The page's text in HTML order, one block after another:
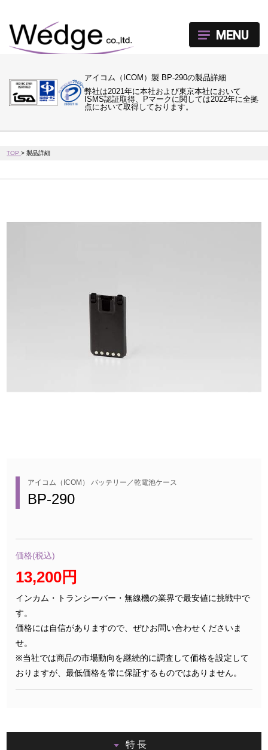
アイコム（ICOM）製 BP-290の製品詳細
弊社は2021年に本社および東京本社において
ISMS認証取得、Pマークに関しては2022年に全拠
点において取得しております。
MENU
TOP>製品詳細
アイコム（ICOM） バッテリー／乾電池ケース
BP-290
価格(税込)
13,200円
インカム・トランシーバー・無線機の業界で最安値に挑戦中で
す。
価格には自信がありますので、ぜひお問い合わせくださいま
せ。
※当社では商品の市場動向を継続的に調査して価格を設定して
おりますが、最低価格を常に保証するものではありません。
特長